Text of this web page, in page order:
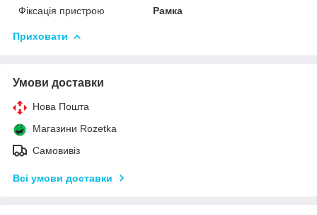
Фіксація пристрою Рамка
Приховати
Умови доставки
Нова Пошта
Магазини Rozetka
Самовивіз
Всі умови доставки